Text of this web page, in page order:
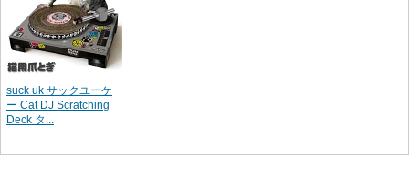
suck uk サックユーケ
ー Cat DJ Scratching
Deck タ...